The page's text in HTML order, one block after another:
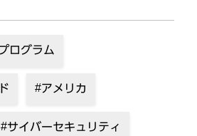
ログラム
アメリカ
サイバーセキュリティ